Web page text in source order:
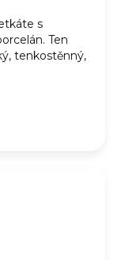
s
Ten
tenkostěnný,